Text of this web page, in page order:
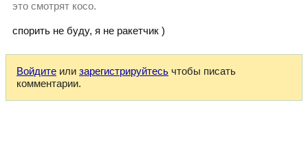
это смотрят косо.
спорить не буду, я не ракетчик )
Войдите или зарегистрируйтесь чтобы писать
комментарии.